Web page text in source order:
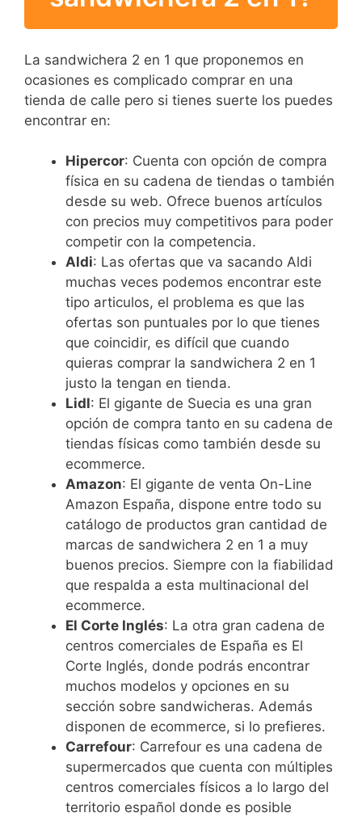
La sandwichera 2 en 1 que proponemos en
ocasiones es complicado comprar en una
tienda de calle pero si tienes suerte los puedes
encontrar en:
Hipercor: Cuenta con opción de compra
física en su cadena de tiendas o también
desde su web. Ofrece buenos artículos
con precios muy competitivos para poder
competir con la competencia.
Aldi: Las ofertas que va sacando Aldi
muchas veces podemos encontrar este
tipo articulos, el problema es que las
ofertas son puntuales por lo que tienes
que coincidir, es difícil que cuando
quieras comprar la sandwichera 2 en 1
justo la tengan en tienda.
Lidl: El gigante de Suecia es una gran
opción de compra tanto en su cadena de
tiendas físicas como también desde su
ecommerce.
Amazon: El gigante de venta On-Line
Amazon España, dispone entre todo su
catálogo de productos gran cantidad de
marcas de sandwichera 2 en 1 a muy
buenos precios. Siempre con la fiabilidad
que respalda a esta multinacional del
ecommerce.
El Corte Inglés: La otra gran cadena de
centros comerciales de España es El
Corte Inglés, donde podrás encontrar
muchos modelos y opciones en su
sección sobre sandwicheras. Además
disponen de ecommerce, si lo prefieres.
Carrefour: Carrefour es una cadena de
supermercados que cuenta con múltiples
centros comerciales físicos a lo largo del
territorio español donde es posible